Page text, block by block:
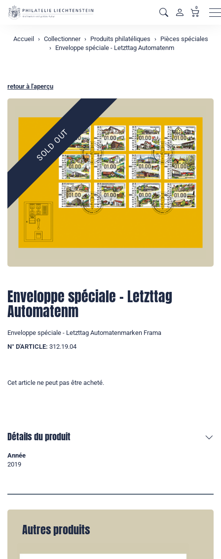
0
Accueil Collectionner Produits philatéliques
Pièces spéciales
Enveloppe spéciale - Letzttag Automatenm
retour à l'aperçu
SOLD OUT
Enveloppe spéciale - Letzttag
Automatenm
Enveloppe spéciale - Letzttag Automatenmarken Frama
N° D'ARTICLE: 312.19.04
Cet article ne peut pas être acheté.
Détails du produit
Année
2019
Autres produits